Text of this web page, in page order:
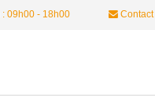
: 09h00 - 18h00 Contact